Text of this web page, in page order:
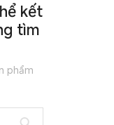
kết
tìm
phẩm